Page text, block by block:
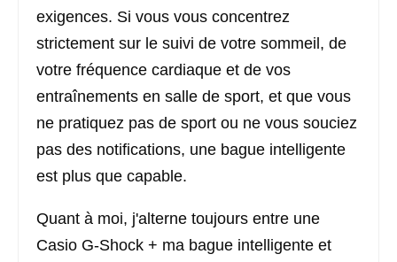
exigences. Si vous vous concentrez
strictement sur le suivi de votre sommeil, de
votre fréquence cardiaque et de vos
entraînements en salle de sport, et que vous
ne pratiquez pas de sport ou ne vous souciez
pas des notifications, une bague intelligente
est plus que capable.
Quant à moi, j'alterne toujours entre une
Casio G-Shock + ma bague intelligente et